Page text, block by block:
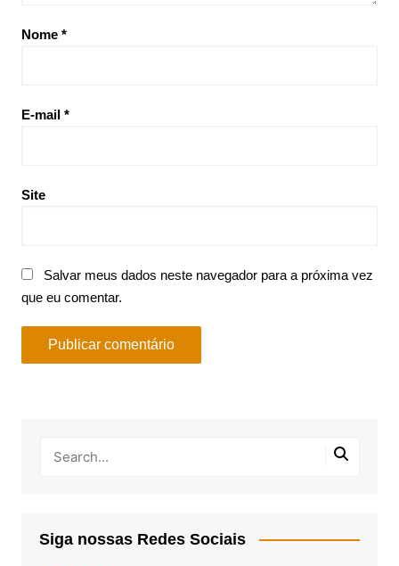
Nome *
E-mail *
Site
Salvar meus dados neste navegador para a próxima vez
que eu comentar.
Siga nossas Redes Sociais